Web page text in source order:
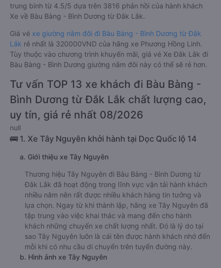
trung bình từ 4.5/5 dựa trên 3816 phản hồi của hành khách
Xe về Bàu Bàng - Bình Dương từ Đắk Lắk.
Giá vé xe giường nằm đôi đi Bàu Bàng - Bình Dương từ Đắk
Lắk rẻ nhất là 320000VND của hãng xe Phương Hồng Linh.
Tùy thuộc vào chương trình khuyến mãi, giá vé Xe Đắk Lắk đi
Bàu Bàng - Bình Dương giường nằm đôi này có thể sẽ rẻ hơn.
Tư vấn TOP 13 xe khách đi Bàu Bàng -
Bình Dương từ Đắk Lắk chất lượng cao,
uy tín, giá rẻ nhất 08/2026
null
🚌 1. Xe Tây Nguyên khởi hành tại Dọc Quốc lộ 14
a. Giới thiệu xe Tây Nguyên
Thương hiệu Tây Nguyên đi Bàu Bàng - Bình Dương từ
Đắk Lắk đã hoạt động trong lĩnh vực vận tải hành khách
nhiều năm nên rất được nhiều khách hàng tin tưởng và
lựa chọn. Ngay từ khi thành lập, hãng xe Tây Nguyên đã
tập trung vào việc khai thác và mang đến cho hành
khách những chuyến xe chất lượng nhất. Đó là lý do tại
sao Tây Nguyên luôn là cái tên được hành khách nhớ đến
mỗi khi có nhu cầu di chuyển trên tuyến đường này.
b. Hình ảnh xe Tây Nguyên